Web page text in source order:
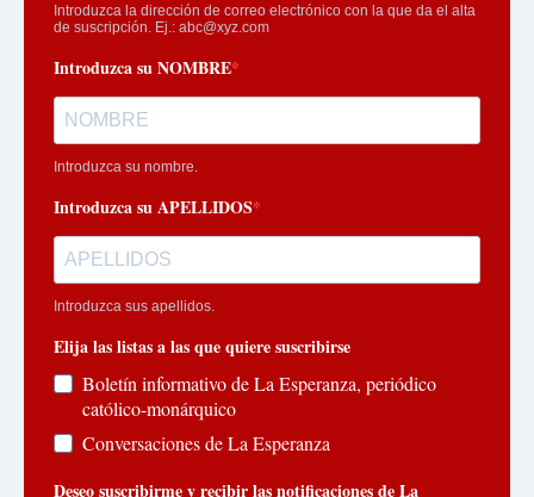
Introduzca la dirección de correo electrónico con la que da el alta
de suscripción. Ej.: abc@xyz.com
Introduzca su NOMBRE
Introduzca su nombre.
Introduzca su APELLIDOS
Introduzca sus apellidos.
Elija las listas a las que quiere suscribirse
Boletín informativo de La Esperanza, periódico
católico-monárquico
Conversaciones de La Esperanza
Deseo suscribirme y recibir las notificaciones de La